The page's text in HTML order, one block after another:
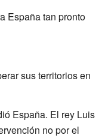
España tan pronto
sus territorios en
España. El rey Luis
no por el